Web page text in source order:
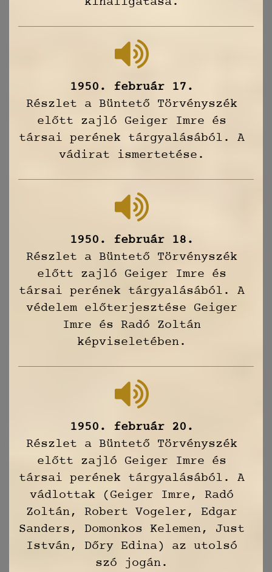
1950. február 17.
Részlet a Büntető Törvényszék
előtt zajló Geiger Imre és
társai perének tárgyalásából. A
vádirat ismertetése.
1950. február 18.
Részlet a Büntető Törvényszék
előtt zajló Geiger Imre és
társai perének tárgyalásából. A
védelem előterjesztése Geiger
Imre és Radó Zoltán
képviseletében.
1950. február 20.
Részlet a Büntető Törvényszék
előtt zajló Geiger Imre és
társai perének tárgyalásából. A
vádlottak (Geiger Imre, Radó
Zoltán, Robert Vogeler, Edgar
Sanders, Domonkos Kelemen, Just
István, Dőry Edina) az utolsó
szó jogán.